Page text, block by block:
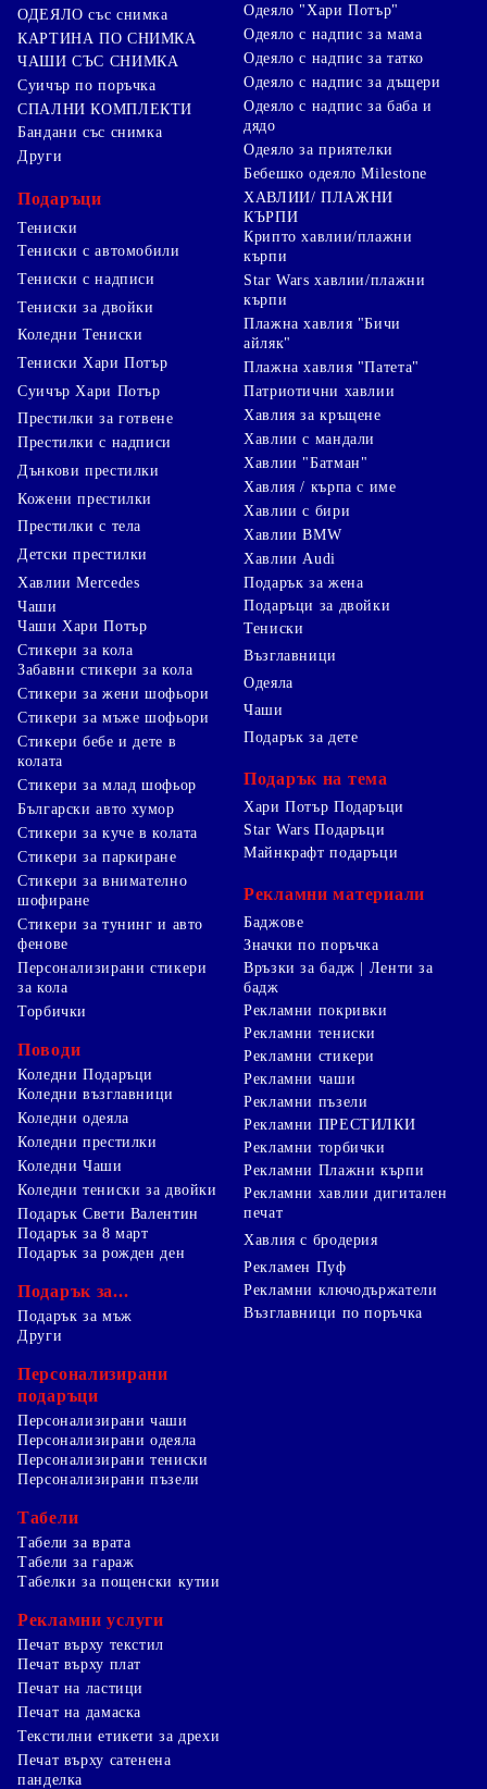
ОДЕЯЛО със снимка
КАРТИНА ПО СНИМКА
ЧАШИ СЪС СНИМКА
Суичър по поръчка
СПАЛНИ КОМПЛЕКТИ
Бандани със снимка
Други
Подаръци
Тениски
Тениски с автомобили
Тениски с надписи
Тениски за двойки
Коледни Тениски
Тениски Хари Потър
Суичър Хари Потър
Престилки за готвене
Престилки с надписи
Дънкови престилки
Кожени престилки
Престилки с тела
Детски престилки
Одеяло "Хари Потър"
Одеяло с надпис за мама
Одеяло с надпис за татко
Одеяло с надпис за дъщери
Одеяло с надпис за баба и
дядо
Одеяло за приятелки
Бебешко одеяло Milestone
ХАВЛИИ/ ПЛАЖНИ
КЪРПИ
Крипто хавлии/плажни
кърпи
Star Wars хавлии/плажни
кърпи
Плажна хавлия "Бичи
айляк"
Плажна хавлия "Патета"
Патриотични хавлии
Хавлия за кръщене
Хавлии с мандали
Хавлии "Батман"
Хавлия / кърпа с име
Хавлии с бири
Хавлии BMW
Хавлии Audi
Хавлии Mercedes
Чаши
Чаши Хари Потър
Стикери за кола
Забавни стикери за кола
Стикери за жени шофьори
Стикери за мъже шофьори
Стикери бебе и дете в
колата
Стикери за млад шофьор
Български авто хумор
Стикери за куче в колата
Стикери за паркиране
Стикери за внимателно
шофиране
Стикери за тунинг и авто
фенове
Персонализирани стикери
за кола
Торбички
Поводи
Коледни Подаръци
Коледни възглавници
Коледни одеяла
Коледни престилки
Коледни Чаши
Коледни тениски за двойки
Подарък Свети Валентин
Подарък за 8 март
Подарък за рожден ден
Подарък за...
Подарък за мъж
Подарък за жена
Подаръци за двойки
Тениски
Възглавници
Одеяла
Чаши
Подарък за дете
Подарък на тема
Хари Потър Подаръци
Star Wars Подаръци
Майнкрафт подаръци
Рекламни материали
Баджове
Значки по поръчка
Връзки за бадж | Ленти за
бадж
Рекламни покривки
Рекламни тениски
Рекламни стикери
Рекламни чаши
Рекламни пъзели
Рекламни ПРЕСТИЛКИ
Рекламни торбички
Рекламни Плажни кърпи
Рекламни хавлии дигитален
печат
Хавлия с бродерия
Рекламен Пуф
Рекламни ключодържатели
Възглавници по поръчка
Други
Персонализирани
подаръци
Персонализирани чаши
Персонализирани одеяла
Персонализирани тениски
Персонализирани пъзели
Табели
Табели за врата
Табели за гараж
Табелки за пощенски кутии
Рекламни услуги
Печат върху текстил
Печат върху плат
Печат на ластици
Печат на дамаска
Текстилни етикети за дрехи
Печат върху сатенена
панделка